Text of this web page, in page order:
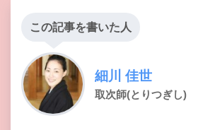
この記事を書いた人
細川 佳世
取次師(とりつぎし)